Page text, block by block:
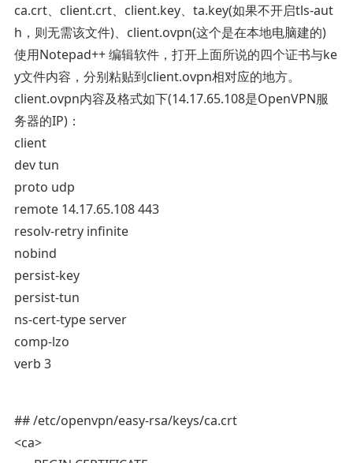
ca.crt、client.crt、client.key、ta.key(如果不开启tls-aut
h，则无需该文件)、client.ovpn(这个是在本地电脑建的)
使用Notepad++ 编辑软件，打开上面所说的四个证书与ke
y文件内容，分别粘贴到client.ovpn相对应的地方。
client.ovpn内容及格式如下(14.17.65.108是OpenVPN服
务器的IP)：
client
dev tun
proto udp
remote 14.17.65.108 443
resolv-retry infinite
nobind
persist-key
persist-tun
ns-cert-type server
comp-lzo
verb 3
## /etc/openvpn/easy-rsa/keys/ca.crt
<ca>